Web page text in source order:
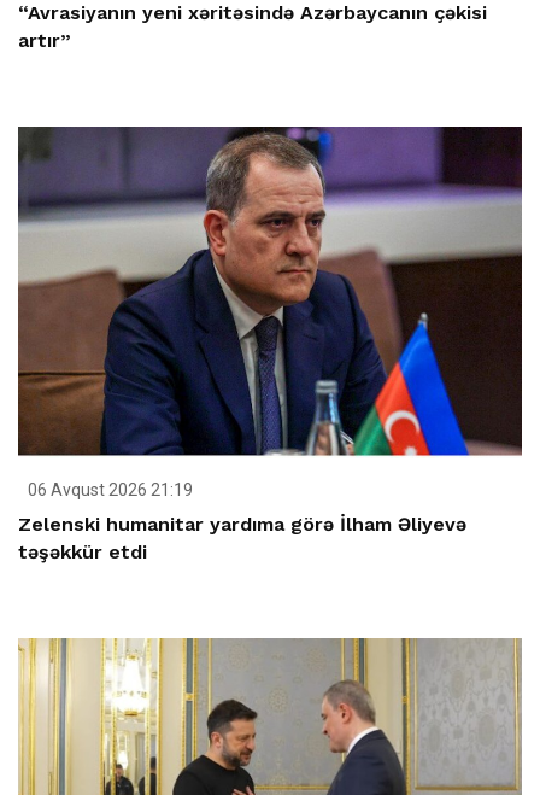
“Avrasiyanın yeni xəritəsində Azərbaycanın çəkisi
artır”
06 Avqust 2026 21:19
Zelenski humanitar yardıma görə İlham Əliyevə
təşəkkür etdi